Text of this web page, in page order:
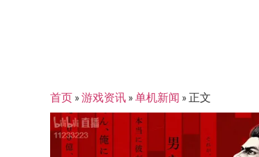
首页 »游戏资讯 »单机新闻 » 正文